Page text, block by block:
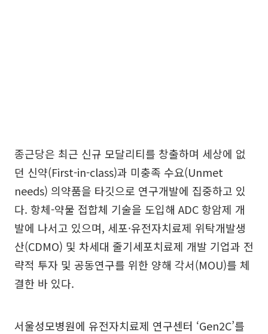
종근당은 최근 신규 모달리티를 창출하며 세상에 없
던 신약(First-in-class)과 미충족 수요(Unmet
needs) 의약품을 타깃으로 연구개발에 집중하고 있
다. 항체-약물 접합체 기술을 도입해 ADC 항암제 개
발에 나서고 있으며, 세포·유전자치료제 위탁개발생
산(CDMO) 및 차세대 줄기세포치료제 개발 기업과 전
략적 투자 및 공동연구를 위한 양해 각서(MOU)를 체
결한 바 있다.
서울성모병원에 유전자치료제 연구센터 ‘Gen2C’를